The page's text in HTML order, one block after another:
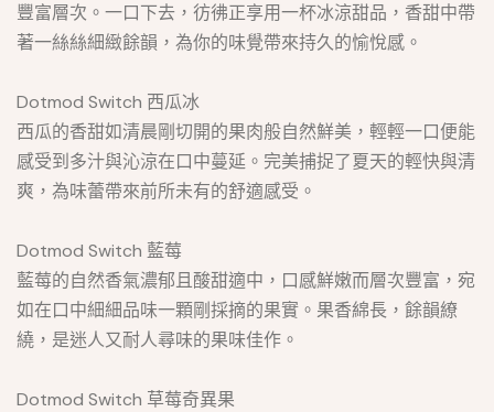
豐富層次。一口下去，彷彿正享用一杯冰涼甜品，香甜中帶
著一絲絲細緻餘韻，為你的味覺帶來持久的愉悅感。
Dotmod Switch 西瓜冰
西瓜的香甜如清晨剛切開的果肉般自然鮮美，輕輕一口便能
感受到多汁與沁涼在口中蔓延。完美捕捉了夏天的輕快與清
爽，為味蕾帶來前所未有的舒適感受。
Dotmod Switch 藍莓
藍莓的自然香氣濃郁且酸甜適中，口感鮮嫩而層次豐富，宛
如在口中細細品味一顆剛採摘的果實。果香綿長，餘韻繚
繞，是迷人又耐人尋味的果味佳作。
Dotmod Switch 草莓奇異果